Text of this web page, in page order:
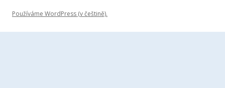
Používáme WordPress (v češtině).